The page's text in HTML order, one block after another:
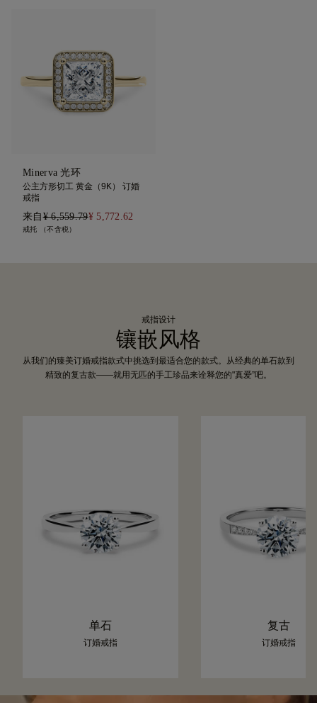
Minerva 光环
公主方形切工 黄金（9K） 订婚
戒指
来自¥ 6,559.79¥ 5,772.62
戒托 （不含税）
戒指设计
镶嵌风格
从我们的臻美订婚戒指款式中挑选到最适合您的款式。从经典的单石款到
精致的复古款——就用无匹的手工珍品来诠释您的"真爱”吧。
单石
订婚戒指
复古
订婚戒指